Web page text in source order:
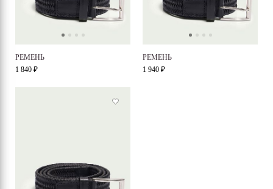
РЕМЕНЬ
1 840 ₽
РЕМЕНЬ
1 940 ₽